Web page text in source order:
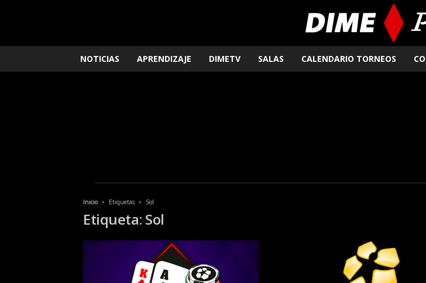
o
a
s
NOTICIAS APRENDIZAJE DIMETV SALAS CALENDARIO TORNEOS
Inicio Etiquetas Sol
Etiqueta: Sol